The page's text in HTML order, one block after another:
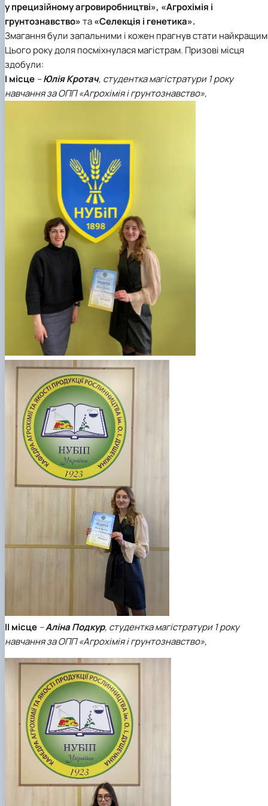
у прецизійному агровиробництві», «Агрохімія і
грунтознавство»та«Селекція і генетика».
Змагання були запальними і кожен прагнув стати
Цього року доля посміхнулася магістрам. Призові місця
здобули:
І місце –Юлія Кротач, студентка магістратури 1 року
навчання за ОПП «Агрохімія і грунтознавство»,
ІІ місце –Аліна Подкур, студентка магістратури 1 року
навчання за ОПП «Агрохімія і грунтознавство»,